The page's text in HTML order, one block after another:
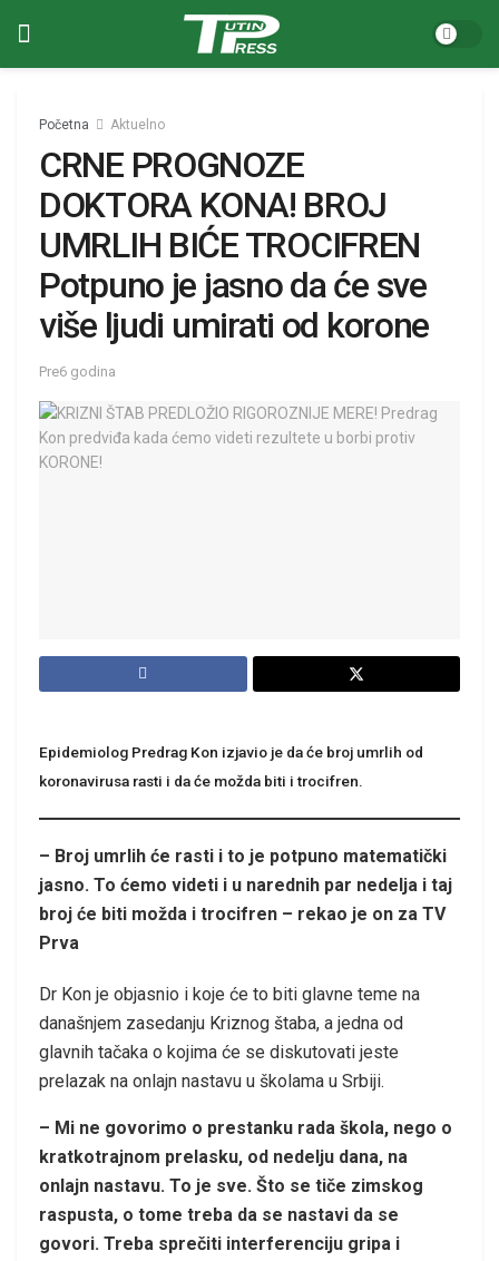
Početna Aktuelno
CRNE PROGNOZE
DOKTORA KONA! BROJ
UMRLIH BIĆE TROCIFREN
Potpuno je jasno da će sve
više ljudi umirati od korone
Pre6 godina
Epidemiolog Predrag Kon izjavio je da će broj umrlih od
koronavirusa rasti i da će možda biti i trocifren.
– Broj umrlih će rasti i to je potpuno matematički
jasno. To ćemo videti i u narednih par nedelja i taj
broj će biti možda i trocifren – rekao je on za TV
Prva
Dr Kon je objasnio i koje će to biti glavne teme na
današnjem zasedanju Kriznog štaba, a jedna od
glavnih tačaka o kojima će se diskutovati jeste
prelazak na onlajn nastavu u školama u Srbiji.
– Mi ne govorimo o prestanku rada škola, nego o
kratkotrajnom prelasku, od nedelju dana, na
onlajn nastavu. To je sve. Što se tiče zimskog
raspusta, o tome treba da se nastavi da se
govori. Treba sprečiti interferenciju gripa i